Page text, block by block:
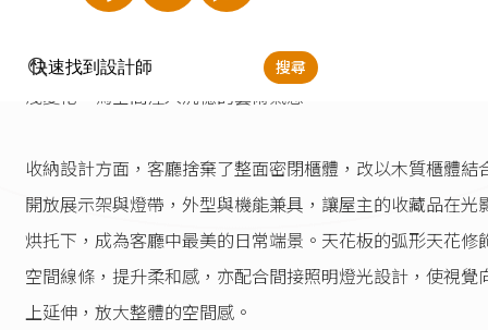
搜尋
地在不同時段的自然光與室內光源照射下，能呈現出細膩的
淺變化，為空間注入沉穩的藝術氣息。
收納設計方面，客廳捨棄了整面密閉櫃體，改以木質櫃體結
開放展示架與燈帶，外型與機能兼具，讓屋主的收藏品在光
烘托下，成為客廳中最美的日常端景。天花板的弧形天花修
空間線條，提升柔和感，亦配合間接照明燈光設計，使視覺
上延伸，放大整體的空間感。